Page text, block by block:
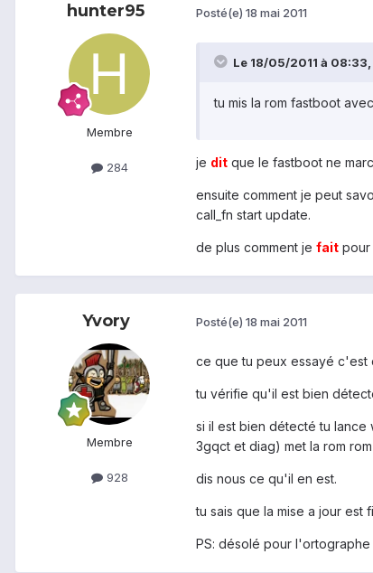
hunter95
Membre
284
Posté(e) 18 mai 2011
Le 18/05/2011 à
tu mis la rom fastboot
je dit que le fastboot ne
ensuite comment je peut
call_fn start update.
de plus comment je fait pour
Yvory
Membre
928
Posté(e) 18 mai 2011
ce que tu peux essayé c'est
tu vérifie qu'il est bien
si il est bien détecté tu
3gqct et diag) met la rom
dis nous ce qu'il en est.
tu sais que la mise a jour est
PS: désolé pour